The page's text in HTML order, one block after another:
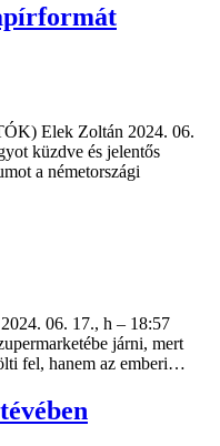
Elek Zoltán 2024. 06.
küzdve és jelentős
a németországi
06. 17., h – 18:57
járni, mert
fel, hanem az emberi…